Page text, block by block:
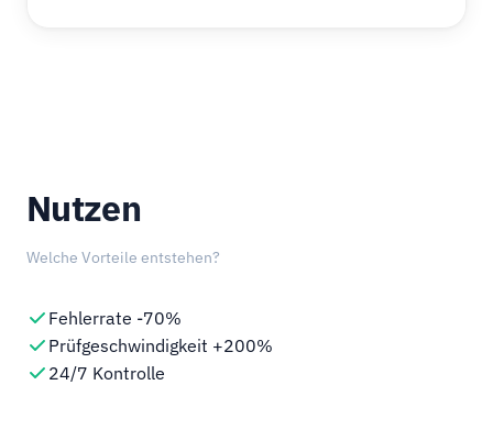
Nutzen
Welche Vorteile entstehen?
Fehlerrate -70%
Prüfgeschwindigkeit +200%
24/7 Kontrolle